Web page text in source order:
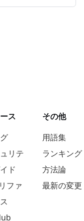
ス
リテ
ド
ファ
その他
用語集
ランキング
方法論
最新の変更